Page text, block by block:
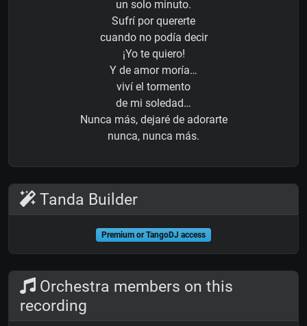
un solo minuto.
Sufrí por quererte
cuando no podía decir
¡Yo te quiero!
Y de amor moría…
viví el tormento
de mi soledad…
Nunca más, dejaré de adorarte
nunca, nunca más.
Tanda Builder
Premium or TangoDJ access
Orchestra members on this
recording